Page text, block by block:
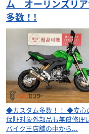
ム オーリンズリ
多数！!
◆カスタム多数！！ ◆安心
保証対象外部品も無償修理
バイク王店舗の中から...